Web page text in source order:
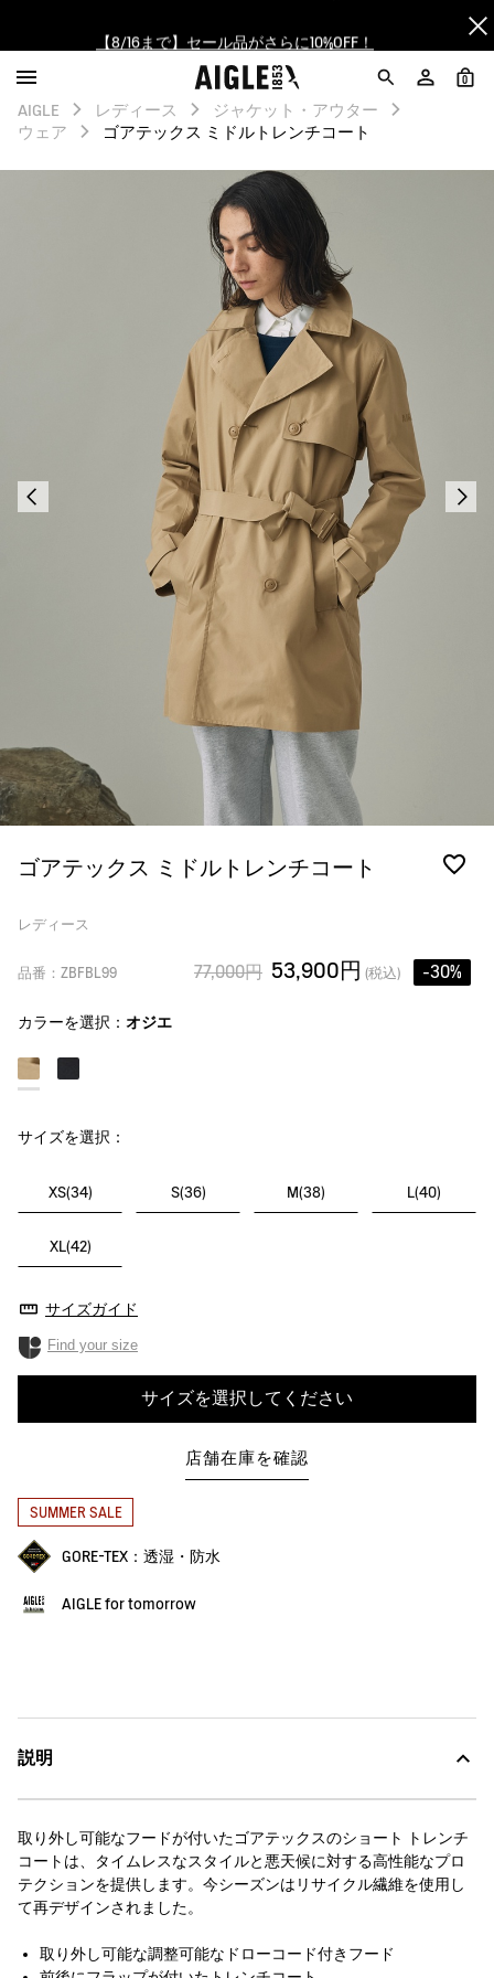
【最大50%OFF】FINAL SALEがスタート！
ログイン/会員登録で送料＆返品無料
AIGLE CLUB ポイントサービス終了のお知らせ
【8/16まで】セール品がさらに10%OFF！
【最大50%OFF】FINAL SALEがスタート！
ログイン/会員登録で送料＆返品無料
AIGLE CLUB ポイントサービス終了のお知らせ
0
AIGLE レディース
ジャケット・アウター
ウェア
ゴアテックス ミドルトレンチコート
ゴアテックス ミドルトレンチコート
レディース
品番：ZBFBL99 77,000円 53,900円 (税込) -30%
カラーを選択： オジエ
サイズを選択：
XS(34) S(36) M(38) L(40)
XL(42)
サイズガイド
Find your size
サイズを選択してください
店舗在庫を確認
SUMMER SALE
GORE-TEX：透湿・防水
AIGLE for tomorrow
説明
取り外し可能なフードが付いたゴアテックスのショート トレンチ
コートは、タイムレスなスタイルと悪天候に対する高性能なプロ
テクションを提供します。今シーズンはリサイクル繊維を使用し
て再デザインされました。
取り外し可能な調整可能なドローコード付きフード